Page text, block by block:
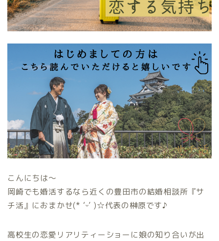
こんにちは〜
岡崎でも婚活するなら近くの豊田市の結婚相談所『サ
チ活』におまかせ(* ‘ᵕ’ )☆代表の榊原です♪
高校生の恋愛リアリティーショーに娘の知り合いが出